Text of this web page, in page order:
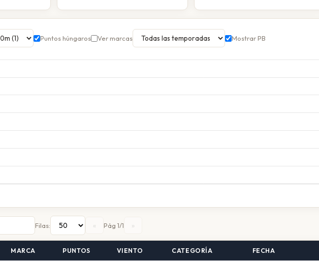
Puntos húngaros Ver marcas Mostrar PB
Filas: « Pág 1/1 »
MARCA PUNTOS VIENTO CATEGORÍA FECHA